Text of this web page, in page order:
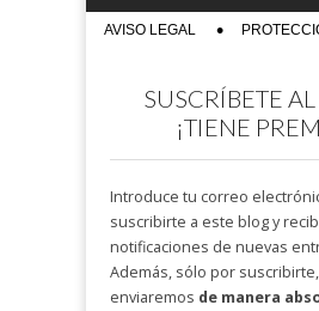
content
SubAVISO LEGAL
SUSCRÍBETE
¡TIENE
Introduce tu correo
suscribirte a este blog y
notificaciones de nuevas
Además, sólo por
enviaremos de manera